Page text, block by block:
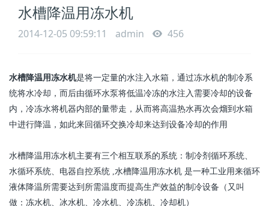
水槽降温用冻水机
2014-12-05 09:59:11 admin 456
水槽降温用冻水机是将一定量的水注入水箱，通过冻水机的制冷系
统将水冷却，而后由循环水泵将低温冷冻的水注入需要冷却的设备
内，冷冻水将机器内部的量带走，从而将高温热水再次会熘到水箱
中进行降温，如此来回循环交换冷却来达到设备冷却的作用
水槽降温用冻水机主要有三个相互联系的系统：制冷剂循环系统、
水循环系统、电器自控系统 ,水槽降温用冻水机 是一种工业用来循环
液体降温所需要达到所需温度而提高生产效益的制冷设备（又叫
做：冻水机、冰水机、 冷水机、冷冻机、冷却机）